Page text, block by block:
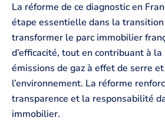
La réforme de ce diagnostic en
étape essentielle dans la transition
transformer le parc immobilier
d’efficacité, tout en contribuant à
émissions de gaz à effet de serre
l’environnement. La réforme
transparence et la responsabilité
immobilier.